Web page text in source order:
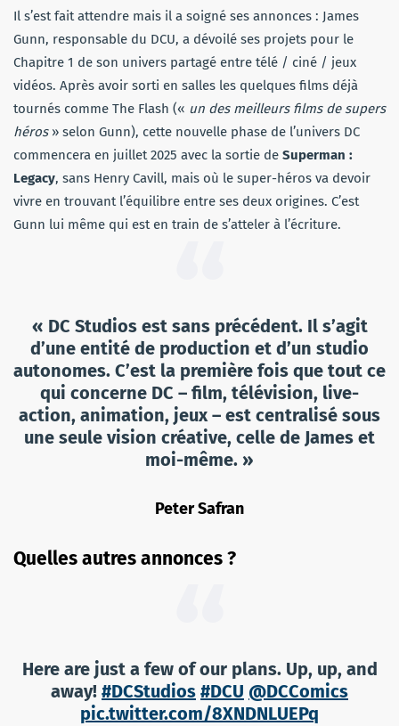
Il s’est fait attendre mais il a soigné ses annonces : James
Gunn, responsable du DCU, a dévoilé ses projets pour le
Chapitre 1 de son univers partagé entre télé / ciné / jeux
vidéos. Après avoir sorti en salles les quelques films déjà
tournés comme The Flash (« un des meilleurs films de supers
héros» selon Gunn), cette nouvelle phase de l’univers DC
commencera en juillet 2025 avec la sortie de Superman :
Legacy, sans Henry Cavill, mais où le super-héros va devoir
vivre en trouvant l’équilibre entre ses deux origines. C’est
Gunn lui même qui est en train de s’atteler à l’écriture.
« DC Studios est sans précédent. Il s’agit
d’une entité de production et d’un studio
autonomes. C’est la première fois que tout ce
qui concerne DC – film, télévision, live-
action, animation, jeux – est centralisé sous
une seule vision créative, celle de James et
moi-même. »
Peter Safran
Quelles autres annonces ?
Here are just a few of our plans. Up, up, and
away! #DCStudios #DCU @DCComics
pic.twitter.com/8XNDNLUEPq